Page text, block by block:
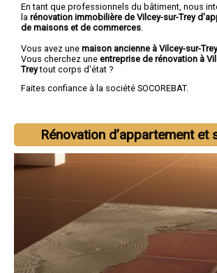
En tant que professionnels du bâtiment, nous
la rénovation immobilière de Vilcey-sur-Trey
de maisons et de commerces
Vous avez une maison ancienne à Vilcey-sur-
Vous cherchez une entreprise de rénovation à
Treytout corps d'état ?
Faites confiance à la société SOCOREBAT.
Rénovation d’appartement et